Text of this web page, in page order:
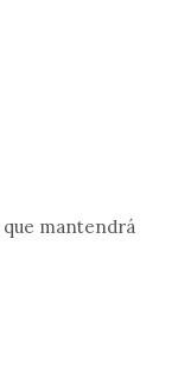
que mantendrá